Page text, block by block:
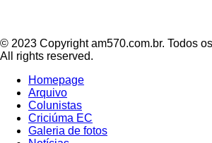
© 2023 Copyright am570.com.br. Todos
All rights reserved.
Homepage
Arquivo
Colunistas
Criciúma EC
Galeria de fotos